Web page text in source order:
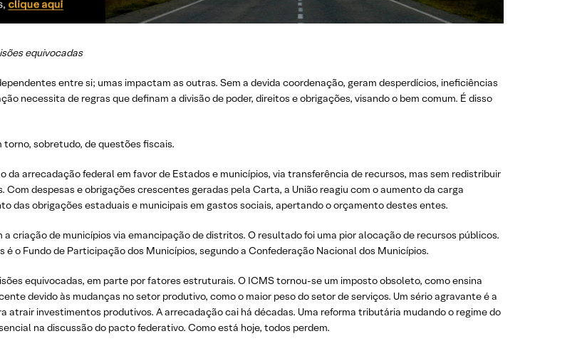
equivocadas
entre si; umas impactam as outras. Sem a devida coordenação, geram desperdícios, ineficiências
necessita de regras que definam a divisão de poder, direitos e obrigações, visando o bem comum. É disso
sobretudo, de questões fiscais.
arrecadação federal em favor de Estados e municípios, via transferência de recursos, mas sem redistribuir
despesas e obrigações crescentes geradas pela Carta, a União reagiu com o aumento da carga
das obrigações estaduais e municipais em gastos sociais, apertando o orçamento destes entes.
criação de municípios via emancipação de distritos. O resultado foi uma pior alocação de recursos públicos.
o Fundo de Participação dos Municípios, segundo a Confederação Nacional dos Municípios.
equivocadas, em parte por fatores estruturais. O ICMS tornou-se um imposto obsoleto, como ensina
devido às mudanças no setor produtivo, como o maior peso do setor de serviços. Um sério agravante é a
atrair investimentos produtivos. A arrecadação cai há décadas. Uma reforma tributária mudando o regime do
na discussão do pacto federativo. Como está hoje, todos perdem.